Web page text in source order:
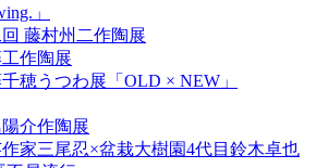
」
藤村州二作陶展
作陶展
穂うつわ展「OLD × NEW」
介作陶展
作家三尾忍×盆栽大樹園4代目鈴木卓也